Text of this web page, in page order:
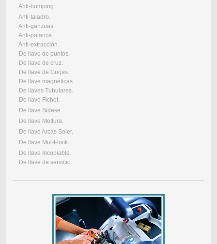
Anti-bumping.
Anti-taladro.
Anti-ganzuas.
Anti-palanca.
Anti-extracción.
De llave de puntos.
De llave de cruz.
De llave de Gorjas.
De llave magnéticas.
De llaves Tubulares.
De llave Fichet.
De llave Sidese.
De llave Mottura.
De llave Arcas Soler.
De llave Mul-t-lock.
De llave Incopiable.
De llave de servicio.